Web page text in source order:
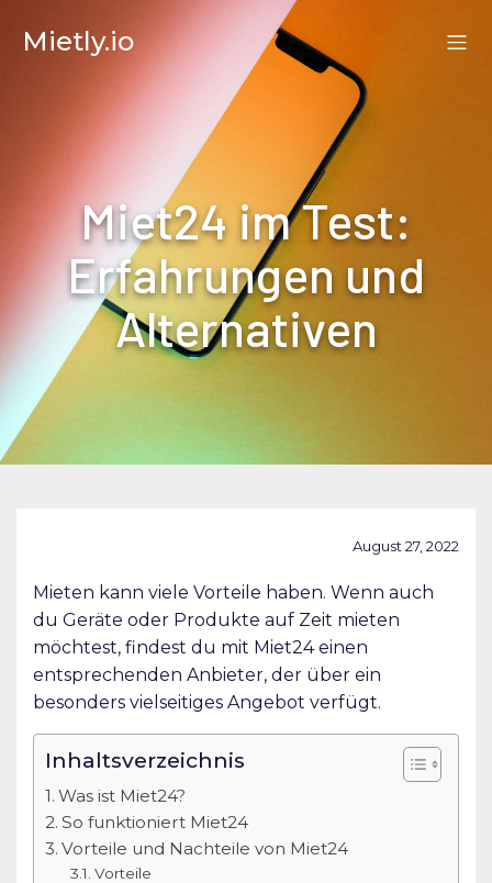
Mietly.io
Miet24 im Test:
Erfahrungen und
Alternativen
August 27, 2022
Mieten kann viele Vorteile haben. Wenn auch
du Geräte oder Produkte auf Zeit mieten
möchtest, findest du mit Miet24 einen
entsprechenden Anbieter, der über ein
besonders vielseitiges Angebot verfügt.
Inhaltsverzeichnis
Was ist Miet24?
So funktioniert Miet24
Vorteile und Nachteile von Miet24
Vorteile